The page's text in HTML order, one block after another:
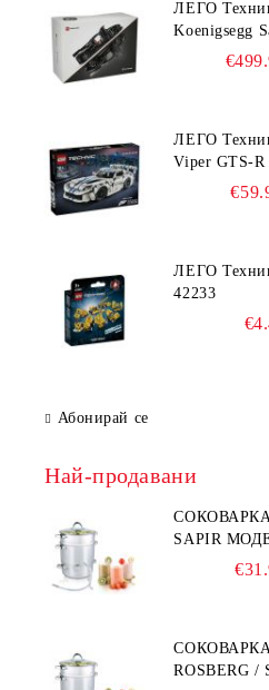
ЛЕГО
Koenigsegg
ЛЕГО
Viper GTS-R
ЛЕГО
42233
Абонирай се
Най-продавани
SAPIR
ROSBERG /